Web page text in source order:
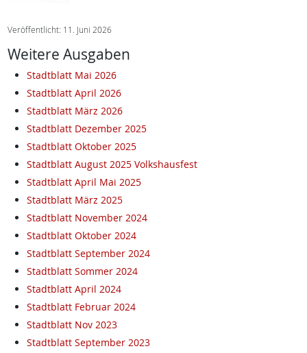
Veröffentlicht: 11. Juni 2026
Weitere Ausgaben
Stadtblatt Mai 2026
Stadtblatt April 2026
Stadtblatt März 2026
Stadtblatt Dezember 2025
Stadtblatt Oktober 2025
Stadtblatt August 2025 Volkshausfest
Stadtblatt April Mai 2025
Stadtblatt März 2025
Stadtblatt November 2024
Stadtblatt Oktober 2024
Stadtblatt September 2024
Stadtblatt Sommer 2024
Stadtblatt April 2024
Stadtblatt Februar 2024
Stadtblatt Nov 2023
Stadtblatt September 2023